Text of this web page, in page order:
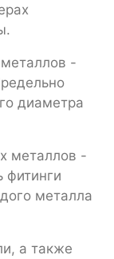
-
диаметра
металлов -
фитинги
металла
а также